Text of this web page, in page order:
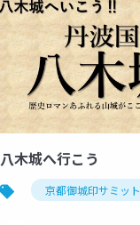
八木城へ行こう
京都御城印サミット